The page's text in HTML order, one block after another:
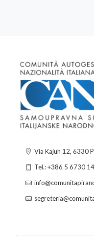
Via Kajuh 12, 6330
Tel.: +386 5 6730